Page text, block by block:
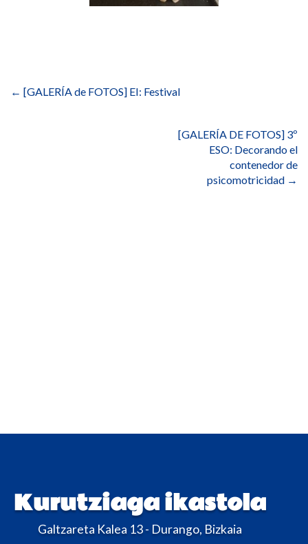
de
← [GALERÍA de FOTOS] EI: Festival
[GALERÍA DE FOTOS] 3º
ESO: Decorando el
contenedor de
psicomotricidad →
Kurutziaga ikastola
Galtzareta Kalea 13 - Durango, Bizkaia